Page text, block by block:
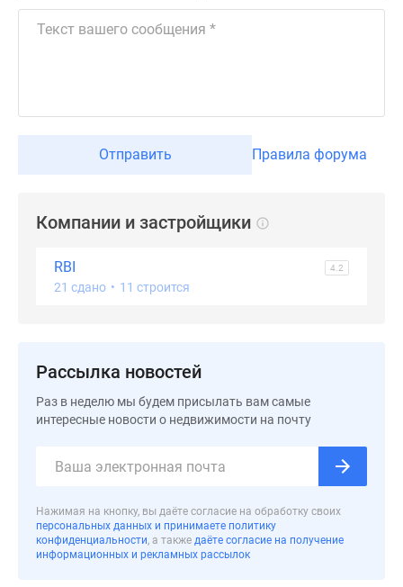
Отправить Правила форума
Компании и застройщики
RBI 4.2
21 сдано • 11 строится
Рассылка новостей
Раз в неделю мы будем присылать вам самые
интересные новости о недвижимости на почту
Нажимая на кнопку, вы даёте согласие на обработку своих
персональных данных и принимаете политику
конфиденциальности, а также даёте согласие на получение
информационных и рекламных рассылок